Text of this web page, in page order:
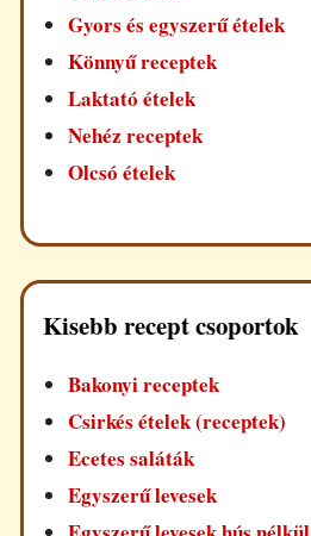
Gyors és egyszerű ételek
Könnyű receptek
Laktató ételek
Nehéz receptek
Olcsó ételek
Kisebb recept csoportok
Bakonyi receptek
Csirkés ételek (receptek)
Ecetes saláták
Egyszerű levesek